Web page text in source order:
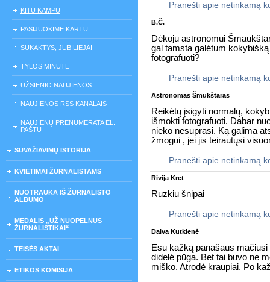
KITU KAMPU
PASIJUOKIME KARTU
SUKAKTYS, JUBILIEJAI
TYLOS MINUTĖ
UŽSIENIO NAUJIENOS
NAUJIENOS RSS KANALAIS
NAUJIENŲ PRENUMERATA EL.
PAŠTU
SUVAŽIAVIMŲ ISTORIJA
KVIETIMAI ŽURNALISTAMS
NUOTRAUKA IŠ ŽURNALISTO
ALBUMO
MEDALIS „UŽ NUOPELNUS
ŽURNALISTIKAI“
TEISĖS AKTAI
ETIKOS KOMISIJA
Pranešti apie netinkamą
B.Č.
Dėkoju astronomui
gal tamsta galėtum
fotografuoti?
Pranešti apie netinkamą
Astronomas Šmukštaras
Reikėtų įsigyti normalų,
išmokti fotografuoti. Dabar
nieko nesuprasi. Ką galima
žmogui , jei jis teirautųsi
Pranešti apie netinkamą
Rivija Kret
Ruzkiu šnipai
Pranešti apie netinkamą
Daiva Kutkienė
Esu kažką panašaus
didelė pūga. Bet tai buvo ne
miško. Atrodė kraupiai. Po